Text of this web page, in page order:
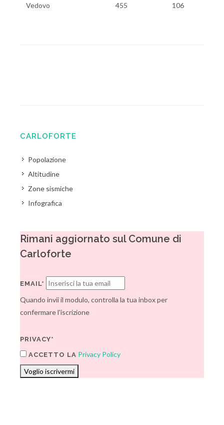
Vedovo 455 106
CARLOFORTE
Popolazione
Altitudine
Zone sismiche
Infografica
Rimani aggiornato sul Comune di
Carloforte
EMAIL*
Quando invii il modulo, controlla la tua inbox per
confermare l'iscrizione
PRIVACY*
ACCETTO LA Privacy Policy
Voglio iscrivermi